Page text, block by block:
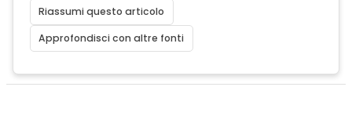
Riassumi questo articolo
Approfondisci con altre fonti